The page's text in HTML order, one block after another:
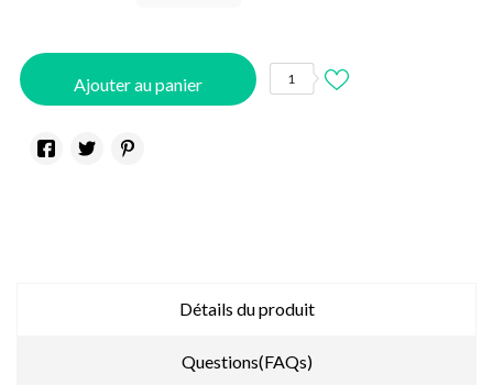
Ajouter au panier 1
Détails du produit
Questions(FAQs)